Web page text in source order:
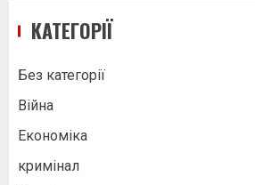
КАТЕГОРІЇ
Без категорії
Війна
Економіка
кримінал